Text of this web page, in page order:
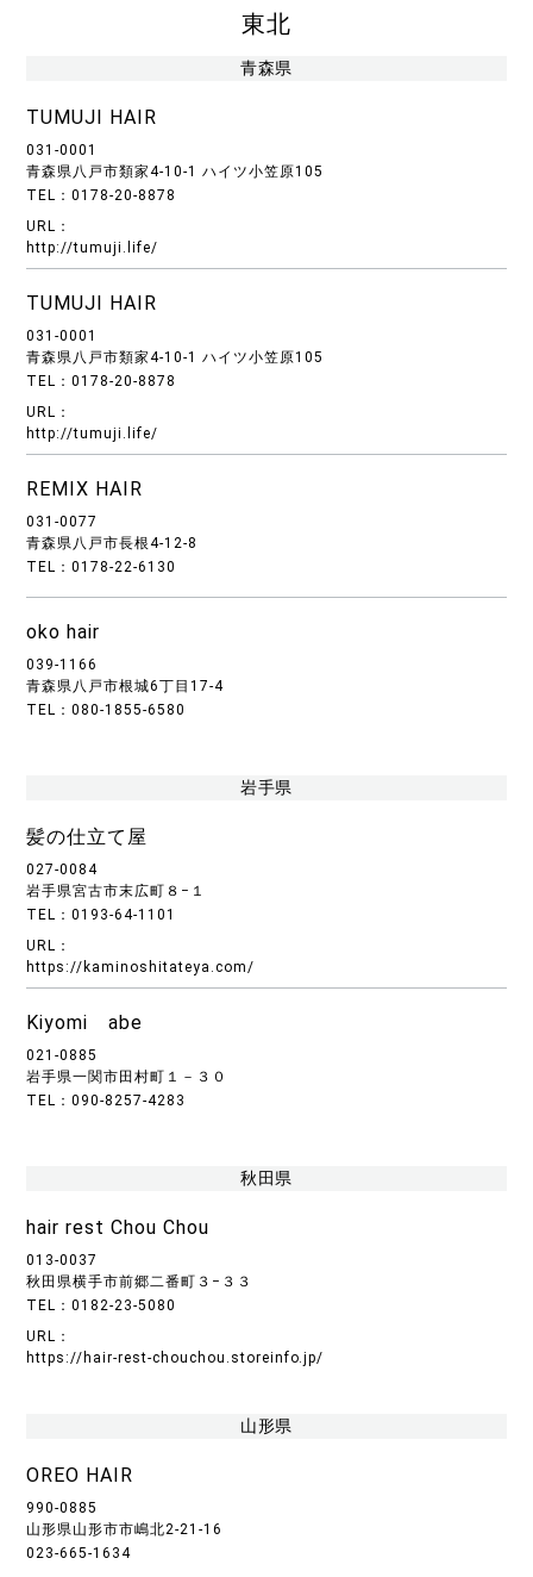
東北
青森県
TUMUJI HAIR
031-0001
青森県八戸市類家4-10-1 ハイツ小笠原105
TEL：0178-20-8878
URL：
http://tumuji.life/
TUMUJI HAIR
031-0001
青森県八戸市類家4-10-1 ハイツ小笠原105
TEL：0178-20-8878
URL：
http://tumuji.life/
REMIX HAIR
031-0077
青森県八戸市長根4-12-8
TEL：0178-22-6130
oko hair
039-1166
青森県八戸市根城6丁目17-4
TEL：080-1855-6580
岩手県
髪の仕立て屋
027-0084
岩手県宮古市末広町８−１
TEL：0193-64-1101
URL：
https://kaminoshitateya.com/
Kiyomi abe
021-0885
岩手県一関市田村町１－３０
TEL：090-8257-4283
秋田県
hair rest Chou Chou
013-0037
秋田県横手市前郷二番町３−３３
TEL：0182-23-5080
URL：
https://hair-rest-chouchou.storeinfo.jp/
山形県
OREO HAIR
990-0885
山形県山形市市嶋北2-21-16
023-665-1634